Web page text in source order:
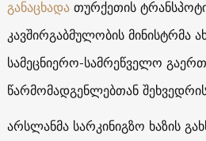
განაცხადათურქეთის
კავშირგაბმულობის მინისტრმა
სამეცნიერო-სამრეწველო
წარმომადგენლებთან
არსლანმა სარკინიგზო ხაზის